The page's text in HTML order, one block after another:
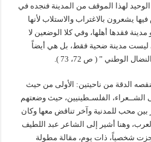
لهذا الموقف من المدينة فنجده في
يشعرون بالاغتراب والاستلاب لأنها
فقدها أهلها، وفي كلا الوضعين لا
مدينة ضحية فقط، بل هي أيضاً
الوطني ” ( ص 72، 73 ).
الدقة من ناحيتين: الأولى من حيث
الشــعراء، الفلسـطينيين، حيث وضعتهم
محب للمدنية وآخر تناقض معها وكان
وهنا أشير إلى الشاعر عبد اللطيف
شخصياً، ذات يوم، مقالة مطولة